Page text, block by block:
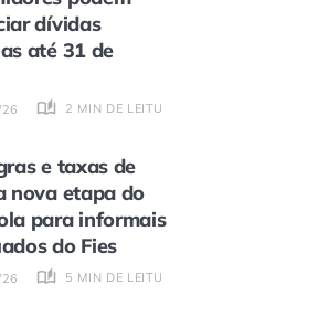
dívidas
até 31 de
2 MIN DE LEITURA
e taxas de
nova etapa do
para informais
do Fies
5 MIN DE LEITURA